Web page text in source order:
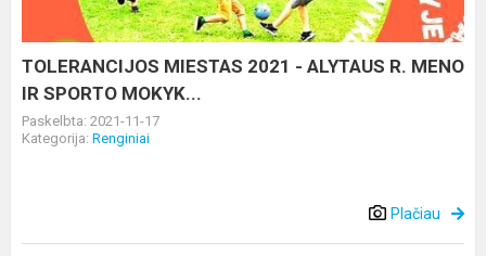
MENO
IR
SPORTO
MOKYK...
TOLERANCIJOS MIESTAS 2021 - ALYTAUS R. MENO
IR SPORTO MOKYK...
Paskelbta: 2021-11-17
Kategorija: Renginiai
Plačiau